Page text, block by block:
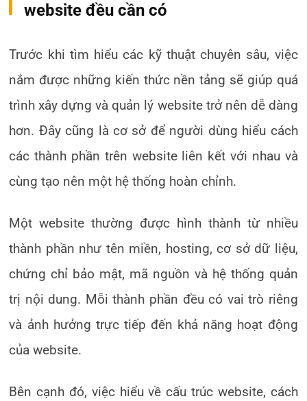
website đều cần có
Trước khi tìm hiểu các kỹ thuật chuyên sâu, việc
nắm được những kiến thức nền tảng sẽ giúp quá
trình xây dựng và quản lý website trở nên dễ dàng
hơn. Đây cũng là cơ sở để người dùng hiểu cách
các thành phần trên website liên kết với nhau và
cùng tạo nên một hệ thống hoàn chỉnh.
Một website thường được hình thành từ nhiều
thành phần như tên miền, hosting, cơ sở dữ liệu,
chứng chỉ bảo mật, mã nguồn và hệ thống quản
trị nội dung. Mỗi thành phần đều có vai trò riêng
và ảnh hưởng trực tiếp đến khả năng hoạt động
của website.
Bên cạnh đó, việc hiểu về cấu trúc website, cách